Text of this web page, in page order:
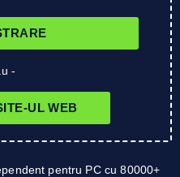
-
UL WEB
pentru PC cu 80000+